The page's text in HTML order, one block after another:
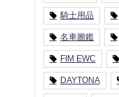
騎士用品
名車圖鑑
FIM EWC
DAYTONA